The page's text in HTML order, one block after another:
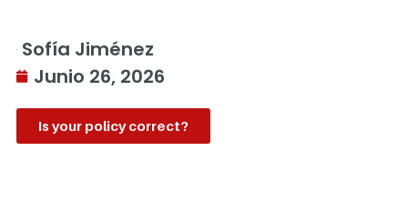
Sofía Jiménez
Junio 26, 2026
Is your policy correct?